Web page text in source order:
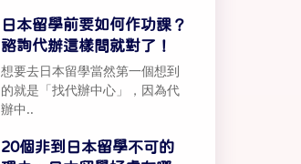
日本留學前要如何作功課？
諮詢代辦這樣問就對了！
想要去日本留學當然第一個想到
的就是「找代辦中心」，因為代
辦中..
20個非到日本留學不可的